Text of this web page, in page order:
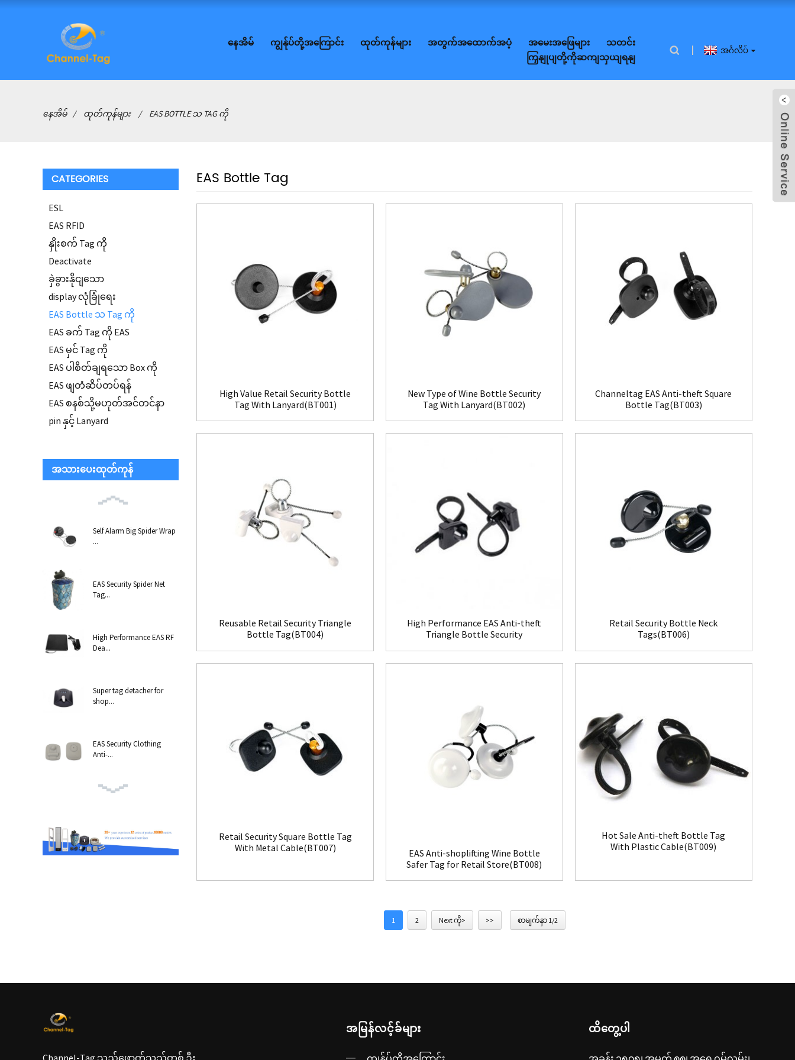
နေအိမ် ကျွန်ုပ်တို့အကြောင်း ထုတ်ကုန်များ အတွက်အထောက်အပံ့ အမေးအဖြေများ
သတင်း
ကြှနျုပျတို့ကိုဆကျသှယျရနျ
အင်္ဂလိပ်
နေအိမ် ထုတ်ကုန်များ EAS BOTTLE သ TAG ကို
CATEGORIES
ESL
EAS RFID
နှိုးစက် Tag ကို
Deactivate
ခှဲခွားနိုငျသော
display လုံခြုံရေး
EAS Bottle သ Tag ကို
EAS ခက် Tag ကို EAS
EAS မှင် Tag ကို
EAS ပါစိတ်ချရသော Box ကို
EAS ဖျတံဆိပ်တပ်ရန်
EAS စနစ်သို့မဟုတ်အင်တင်နာ
pin နှင့် Lanyard
အသားပေးထုတ်ကုန်
Self Alarm Big Spider Wrap
...
EAS Security Spider Net
Tag...
High Performance EAS RF
Dea...
Super tag detacher for
shop...
EAS Security Clothing
Anti-...
EAS Bottle Tag
High Value Retail Security Bottle
Tag With Lanyard(BT001)
New Type of Wine Bottle Security
Tag With Lanyard(BT002)
Channeltag EAS Anti-theft Square
Bottle Tag(BT003)
Reusable Retail Security Triangle
Bottle Tag(BT004)
High Performance EAS Anti-theft
Triangle Bottle Security
Retail Security Bottle Neck
Tags(BT006)
Retail Security Square Bottle Tag
With Metal Cable(BT007)
EAS Anti-shoplifting Wine Bottle
Safer Tag for Retail Store(BT008)
Hot Sale Anti-theft Bottle Tag
With Plastic Cable(BT009)
1 2 Next ကို> >> စာမျက်နှာ 1/2
အမြန်လင့်ခ်များ ထိတွေ့ပါ